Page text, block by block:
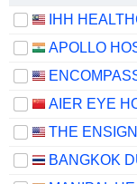
IHH
THE